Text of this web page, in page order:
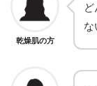
乾燥肌の方